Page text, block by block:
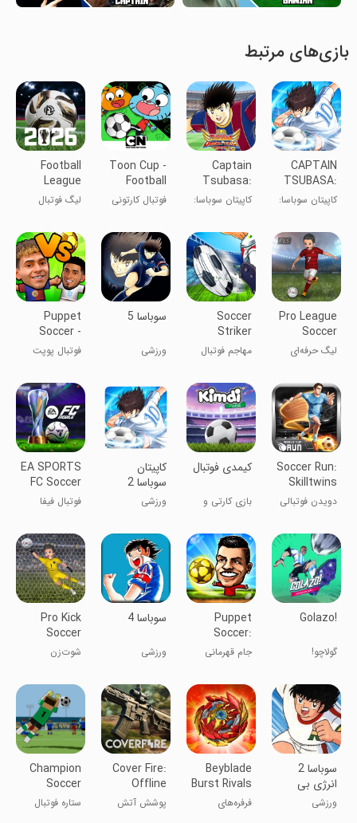
بازی‌های مرتبط
CAPTAIN
TSUBASA:
ACE
کاپیتان سوباسا:
Captain
Tsubasa:
Dream
Team
کاپیتان سوباسا:
Toon Cup -
Football
Game
فوتبال کارتونی
Football
League
2026
لیگ فوتبال
Pro League
Soccer
لیگ حرفه‌ای
Soccer
Striker
Anime
مهاجم فوتبال
سوباسا 5
ورزشی
Puppet
Soccer -
Football
فوتبال پوپت
Soccer Run:
Skilltwins
Games
دویدن فوتبالی
‏کیمدی فوتبال
بازی کارتی و
کاپیتان
سوباسا 2
ورزشی
EA SPORTS
FC Soccer
Mobile 26
فوتبال فیفا
Golazo!
گولاچو!
Puppet
Soccer:
Champs
League
جام قهرمانی
خانگی
سوباسا 4
ورزشی
Pro Kick
Soccer
شوت‌زن
سوباسا 2
انرژی بی
نهایت
ورزشی
Beyblade
Burst Rivals
فرفره‌های
Cover Fire:
Offline
Shooting
پوشش آتش
Champion
Soccer
Star: Cup
Game
ستاره فوتبال